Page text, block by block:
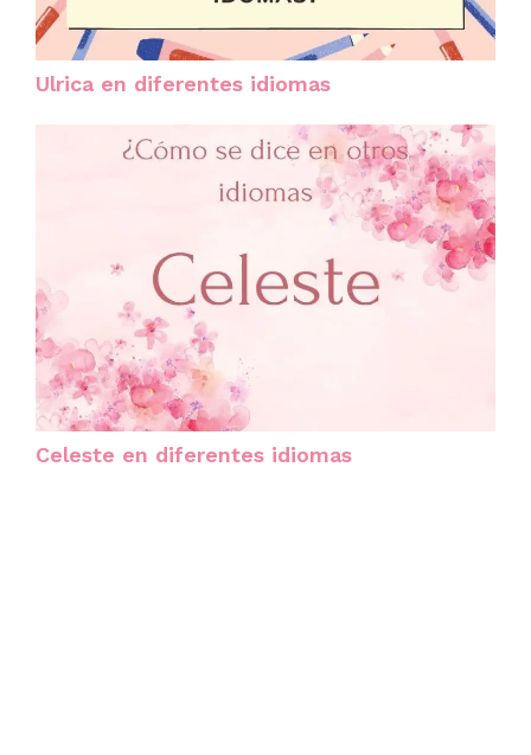
Ulrica en diferentes idiomas
Celeste en diferentes idiomas